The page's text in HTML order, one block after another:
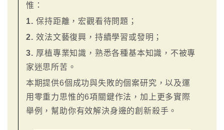
惟：
1. 保持距離，宏觀看待問題；
2. 效法文藝復興，持續學習或發明；
3. 厚植專業知識，熟悉各種基本知識，不被專
家迷思所苦。
本期提供6個成功與失敗的個案研究，以及運
用零重力思惟的6項關鍵作法，加上更多實際
舉例，幫助你有效解決身邊的創新殺手。